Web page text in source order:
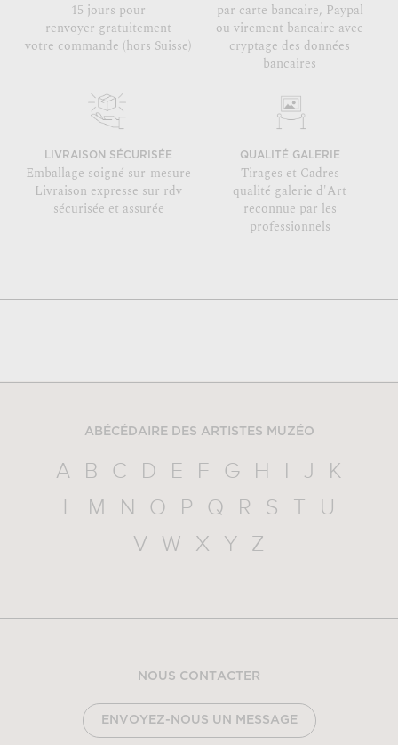
15 jours pour
renvoyer gratuitement
votre commande (hors Suisse)
par carte bancaire, Paypal
ou virement bancaire avec
cryptage des données
bancaires
LIVRAISON SÉCURISÉE
Emballage soigné sur-mesure
Livraison expresse sur rdv
sécurisée et assurée
QUALITÉ GALERIE
Tirages et Cadres
qualité galerie d'Art
reconnue par les
professionnels
ABÉCÉDAIRE DES ARTISTES MUZÉO
A B C D E F G H I J
K
L
M N O P Q R S T
U
V
W X Y Z
NOUS CONTACTER
ENVOYEZ-NOUS UN MESSAGE